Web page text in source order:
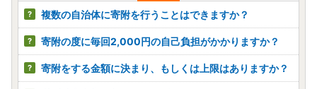
複数の自治体に寄附を行うことはできますか？
寄附の度に毎回2,000円の自己負担がかかりますか？
寄附をする金額に決まり、もしくは上限はありますか？